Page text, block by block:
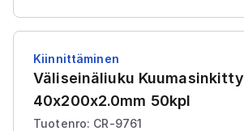
Kiinnittäminen
Väliseinäliuku Kuumasinkitty
40x200x2.0mm 50kpl
Tuotenro: CR-9761